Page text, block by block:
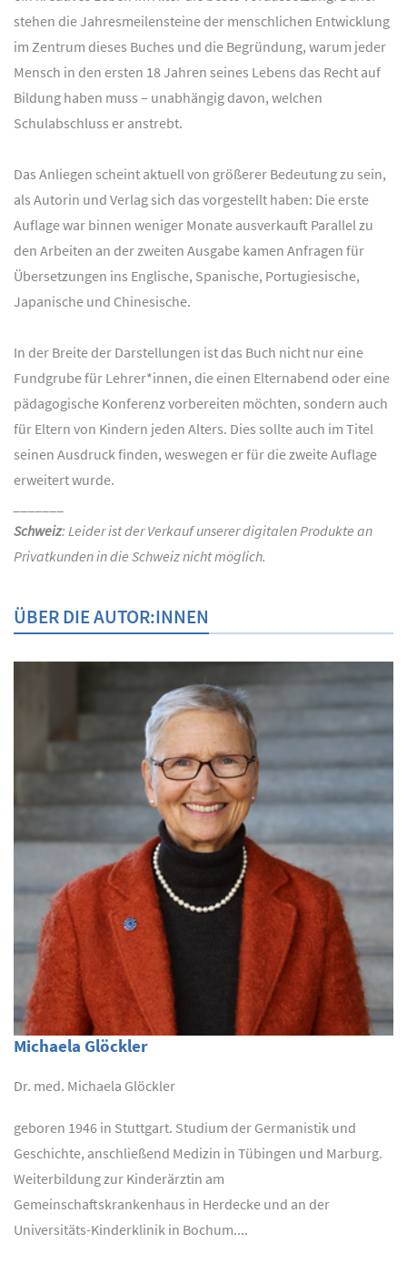
stehen die Jahresmeilensteine der menschlichen Entwicklung
im Zentrum dieses Buches und die Begründung, warum jeder
Mensch in den ersten 18 Jahren seines Lebens das Recht auf
Bildung haben muss – unabhängig davon, welchen
Schulabschluss er anstrebt.
Das Anliegen scheint aktuell von größerer Bedeutung zu sein,
als Autorin und Verlag sich das vorgestellt haben: Die erste
Auflage war binnen weniger Monate ausverkauft Parallel zu
den Arbeiten an der zweiten Ausgabe kamen Anfragen für
Übersetzungen ins Englische, Spanische, Portugiesische,
Japanische und Chinesische.
In der Breite der Darstellungen ist das Buch nicht nur eine
Fundgrube für Lehrer*innen, die einen Elternabend oder eine
pädagogische Konferenz vorbereiten möchten, sondern auch
für Eltern von Kindern jeden Alters. Dies sollte auch im Titel
seinen Ausdruck finden, weswegen er für die zweite Auflage
erweitert wurde.
Schweiz: Leider ist der Verkauf unserer digitalen Produkte an
Privatkunden in die Schweiz nicht möglich.
ÜBER DIE AUTOR:INNEN
Michaela Glöckler
Dr. med. Michaela Glöckler
geboren 1946 in Stuttgart. Studium der Germanistik und
Geschichte, anschließend Medizin in Tübingen und Marburg.
Weiterbildung zur Kinderärztin am
Gemeinschaftskrankenhaus in Herdecke und an der
Universitäts-Kinderklinik in Bochum....